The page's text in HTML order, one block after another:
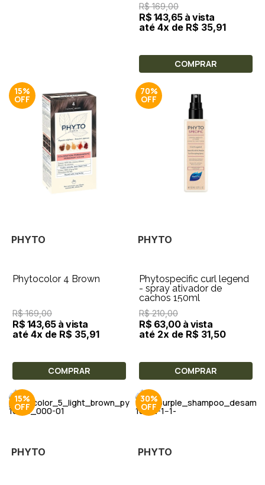
R$ 169,00
R$ 143,65 à vista
até 4x de R$ 35,91
COMPRAR
15%
PHYTO
Phytocolor 4 Brown
R$ 169,00
R$ 143,65 à vista
até 4x de R$ 35,91
COMPRAR
70%
PHYTO
Phytospecific curl legend
- spray ativador de
cachos 150ml
R$ 210,00
R$ 63,00 à vista
até 2x de R$ 31,50
COMPRAR
15%
PHYTO
30%
PHYTO